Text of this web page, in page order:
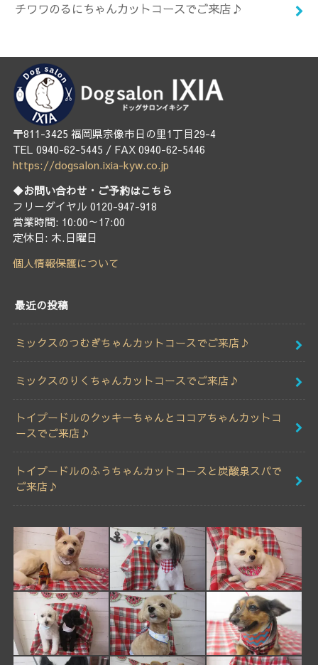
チワワのるにちゃんカットコースでご来店♪
〒811-3425 福岡県宗像市日の里1丁目29-4
TEL 0940-62-5445 / FAX 0940-62-5446
https://dogsalon.ixia-kyw.co.jp
◆お問い合わせ・ご予約はこちら
フリーダイヤル 0120-947-918
営業時間: 10:00～17:00
定休日: 木.日曜日
個人情報保護について
最近の投稿
ミックスのつむぎちゃんカットコースでご来店♪
ミックスのりくちゃんカットコースでご来店♪
トイプードルのクッキーちゃんとココアちゃんカットコ
ースでご来店♪
トイプードルのふうちゃんカットコースと炭酸泉スパで
ご来店♪